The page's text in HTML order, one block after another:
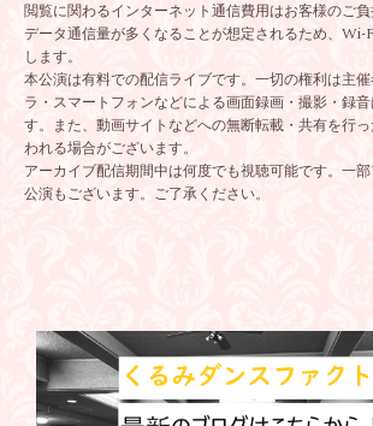
閲覧に関わるインターネット通信費用はお客様のご負
データ通信量が多くなることが想定されるため、Wi-
します。
本公演は有料での配信ライブです。一切の権利は主
ラ・スマートフォンなどによる画面録画・撮影・録
す。また、動画サイトなどへの無断転載・共有を行
われる場合がございます。
アーカイブ配信期間中は何度でも視聴可能です。一
公演もございます。ご了承ください。